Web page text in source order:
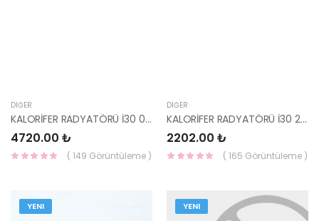
DIĞER
KALORİFER RADYATÖRÜ İ30 07 97138-2L000 HANON
4720.00 ₺
( 149 Görüntüleme )
DIĞER
KALORİFER RADYATÖRÜ İ30 2012 97138-A5000-HANON/HCC
2202.00 ₺
( 165 Görüntüleme )
YENI YENI